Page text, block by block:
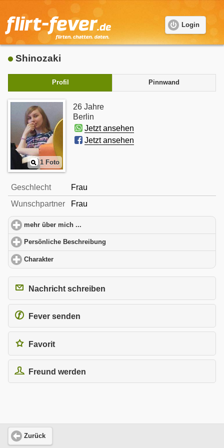
Login
Shinozaki
Profil Pinnwand
1 Foto
26 Jahre
Berlin
Jetzt ansehen
Jetzt ansehen
Geschlecht
Frau
Wunschpartner
Frau
mehr über mich ...
Persönliche Beschreibung
Charakter
Nachricht schreiben
Fever senden
Favorit
Freund werden
Zurück